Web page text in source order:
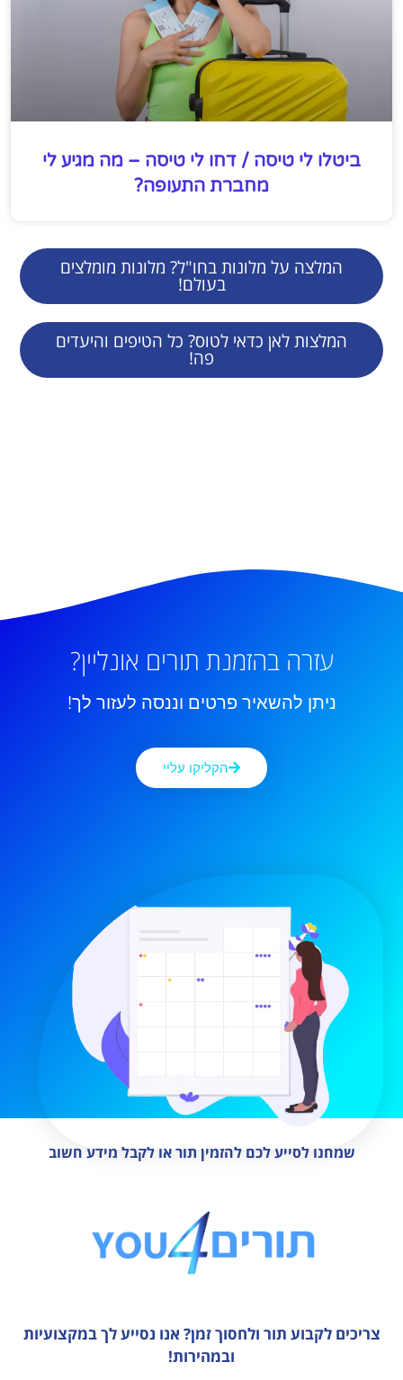
ביטלו לי טיסה / דחו לי טיסה – מה מגיע לי
מחברת התעופה?
המלצה על מלונות בחו"ל? מלונות מומלצים
בעולם!
המלצות לאן כדאי לטוס? כל הטיפים והיעדים
פה!
עזרה בהזמנת תורים אונליין?
ניתן להשאיר פרטים וננסה לעזור לך!
הקליקו עליי
שמחנו לסייע לכם להזמין תור או לקבל מידע חשוב
צריכים לקבוע תור ולחסוך זמן? אנו נסייע לך במקצועיות
ובמהירות!